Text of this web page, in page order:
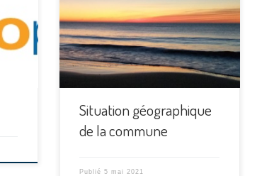
[…]
Situation géographique
de la commune
Publié5 mai 2021